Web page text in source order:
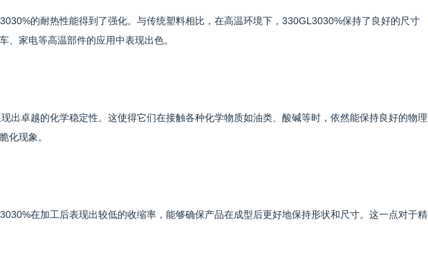
的耐热性能得到了强化。与传统塑料相比，在高温环境下，330GL3030%保持了良好的尺寸
、家电等高温部件的应用中表现出色。
出卓越的化学稳定性。这使得它们在接触各种化学物质如油类、酸碱等时，依然能保持良好的物理
化现象。
在加工后表现出较低的收缩率，能够确保产品在成型后更好地保持形状和尺寸。这一点对于精